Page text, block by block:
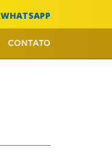
WHATSAPP
CONTATO